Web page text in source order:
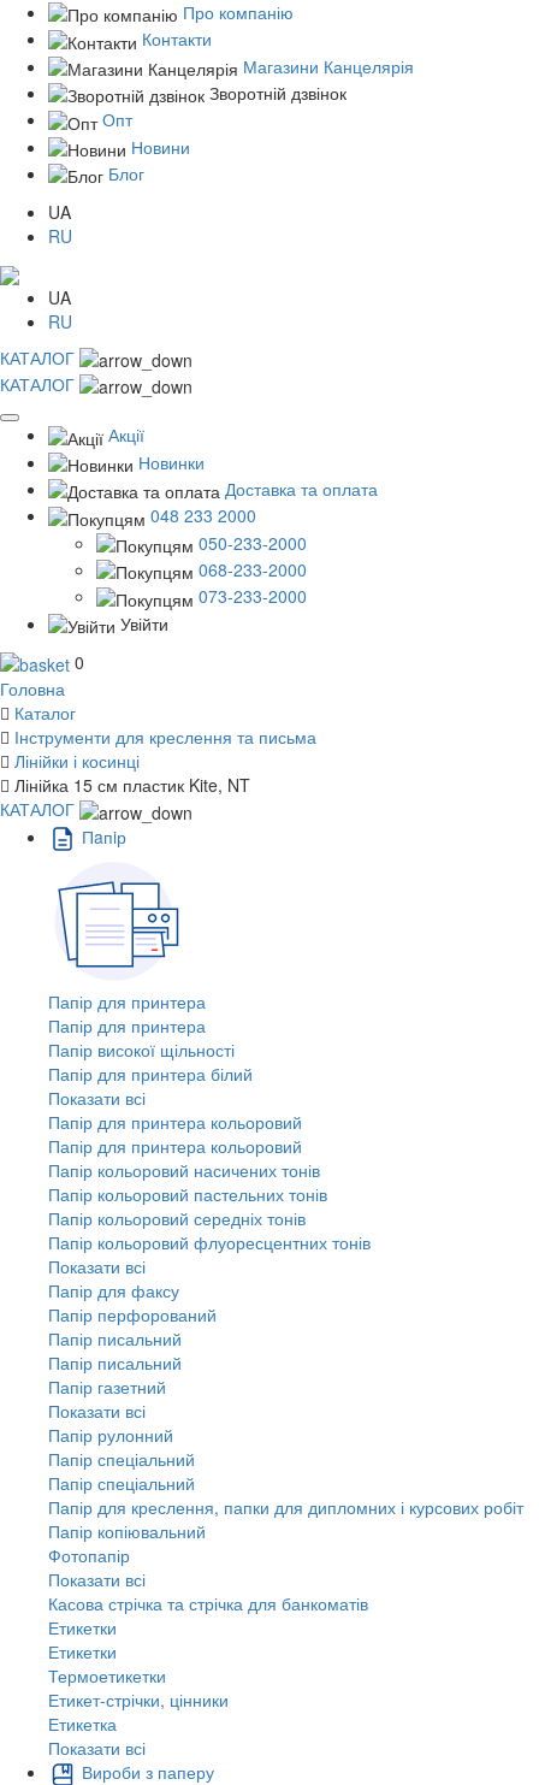
Про компанію
Контакти
Магазини Канцелярія
Зворотній дзвінок
Опт
Новини
Блог
UA
RU
UA
RU
КАТАЛОГ
КАТАЛОГ
Акції
Новинки
Доставка та оплата
048 233 2000
050-233-2000
068-233-2000
073-233-2000
Увійти
0
Головна
Каталог
Інструменти для креслення та письма
Лінійки і косинці
Лінійка 15 см пластик Kite, NT
КАТАЛОГ
Пaпiр
Папір для принтера
Папір для принтера
Папір високої щільності
Папір для принтера білий
Показати всі
Папір для принтера кольоровий
Папір для принтера кольоровий
Папір кольоровий насичених тонів
Папір кольоровий пастельних тонів
Папір кольоровий середніх тонів
Папір кольоровий флуоресцентних тонів
Показати всі
Папір для факсу
Папір перфорований
Папір писальний
Папір писальний
Папір газетний
Показати всі
Папір рулонний
Папір спеціальний
Папір спеціальний
Папір для креслення, папки для дипломних і курсових робіт
Папір копіювальний
Фотопапір
Показати всі
Касова стрічка та стрічка для банкоматів
Етикетки
Етикетки
Термоетикетки
Етикет-стрічки, цінники
Етикетка
Показати всі
Вироби з паперу